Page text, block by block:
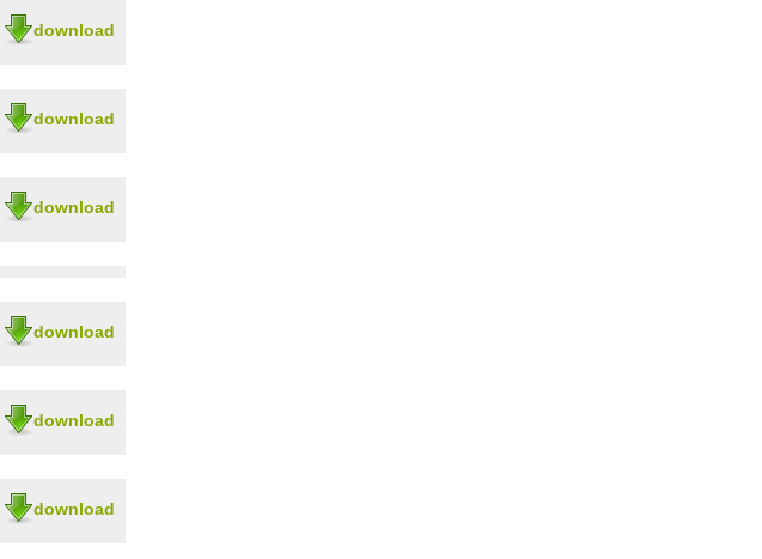
download
download
download
download
download
download